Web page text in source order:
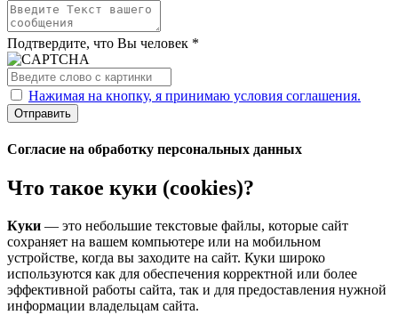
Подтвердите, что Вы человек *
Нажимая на кнопку, я принимаю условия соглашения.
Отправить
Согласие на обработку персональных данных
Что такое куки (cookies)?
Куки — это небольшие текстовые файлы, которые сайт
сохраняет на вашем компьютере или на мобильном
устройстве, когда вы заходите на сайт. Куки широко
используются как для обеспечения корректной или более
эффективной работы сайта, так и для предоставления нужной
информации владельцам сайта.